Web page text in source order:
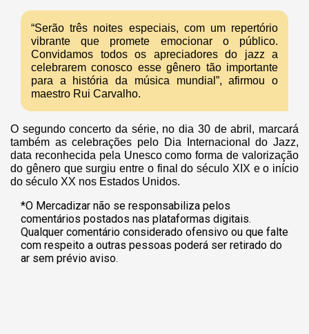
“Serão três noites especiais, com um repertório
vibrante que promete emocionar o público.
Convidamos todos os apreciadores do jazz a
celebrarem conosco esse gênero tão importante
para a história da música mundial”, afirmou o
maestro Rui Carvalho.
O segundo concerto da série, no dia 30 de abril, marcará
também as celebrações pelo Dia Internacional do Jazz,
data reconhecida pela Unesco como forma de valorização
do gênero que surgiu entre o final do século XIX e o início
do século XX nos Estados Unidos.
*O Mercadizar não se responsabiliza pelos
comentários postados nas plataformas digitais.
Qualquer comentário considerado ofensivo ou que falte
com respeito a outras pessoas poderá ser retirado do
ar sem prévio aviso.